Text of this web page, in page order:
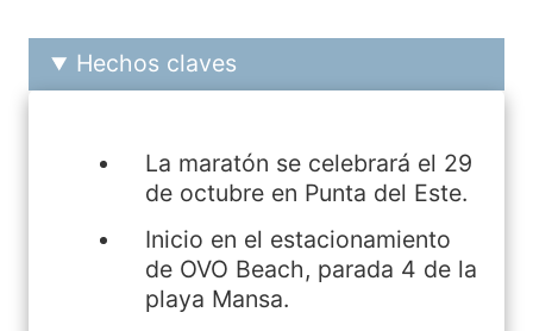
Hechos claves
La maratón se celebrará el 29
de octubre en Punta del Este.
Inicio en el estacionamiento
de OVO Beach, parada 4 de la
playa Mansa.